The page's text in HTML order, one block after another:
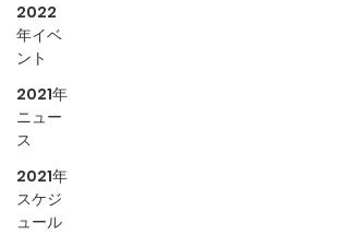
2022
年イベ
ント
2021年
ニュー
ス
2021年
スケジ
ュール